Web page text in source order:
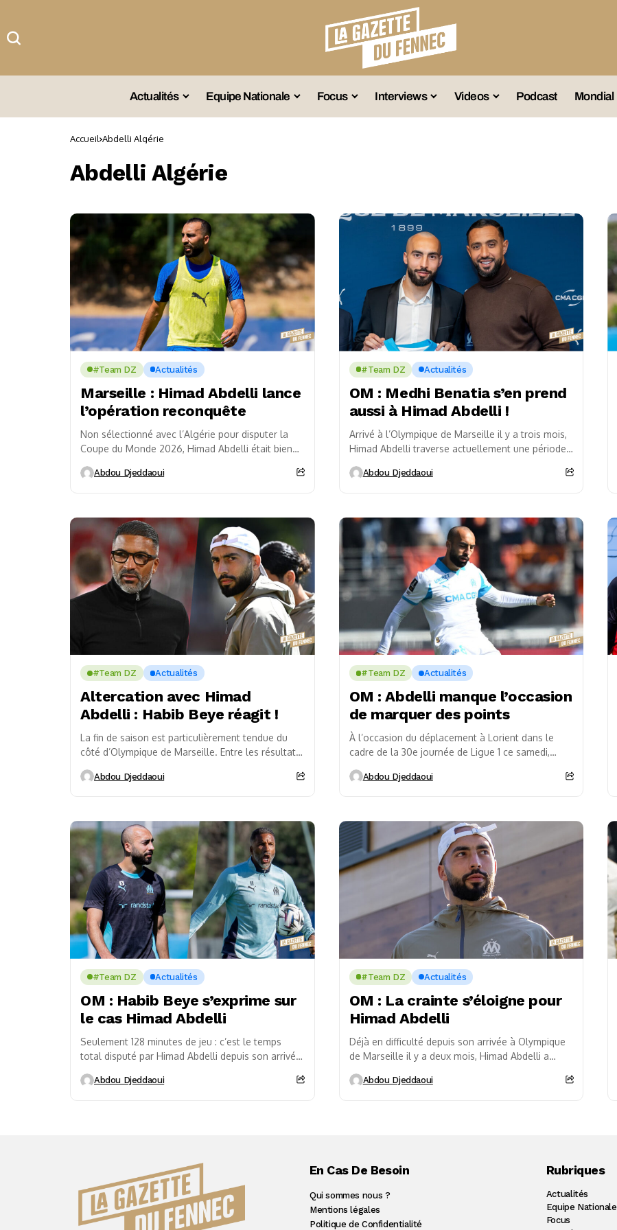
Actualités
Championnat
Omnisports
Agenda
Equipe Nationale
Sélections Diverses
Focus
Vintage
Interviews
Vu Ailleurs
Videos
Foot Algérien
Podcast Mondial
Accueil Abdelli Algérie
Abdelli Algérie
#Team DZ Actualités
Marseille : Himad Abdelli lance
l’opération reconquête
Non sélectionné avec l’Algérie pour disputer la
Coupe du Monde 2026, Himad Abdelli était bien
Abdou Djeddaoui
#Team DZ Actualités
OM : Medhi Benatia s’en prend
aussi à Himad Abdelli !
Arrivé à l’Olympique de Marseille il y a trois mois,
Himad Abdelli traverse actuellement une période
international...
Abdou Djeddaoui
#Team DZ Actualités
Altercation avec Himad
Abdelli : Habib Beye réagit !
La fin de saison est particulièrement tendue du
côté d’Olympique de Marseille. Entre les résultats
européens,...
Abdou Djeddaoui
#Team DZ Actualités
OM : Abdelli manque l’occasion
de marquer des points
À l’occasion du déplacement à Lorient dans le
cadre de la 30e journée de Ligue 1 ce samedi,
Abdou Djeddaoui
#Team DZ Actualités
OM : Habib Beye s’exprime sur
le cas Himad Abdelli
Seulement 128 minutes de jeu : c’est le temps
total disputé par Himad Abdelli depuis son arrivée
Abdou Djeddaoui
#Team DZ Actualités
OM : La crainte s’éloigne pour
Himad Abdelli
Déjà en difficulté depuis son arrivée à Olympique
de Marseille il y a deux mois, Himad Abdelli a
Abdou Djeddaoui
En Cas De Besoin
Qui sommes nous ?
Mentions légales
Politique de Confidentialité
Rubriques
Actualités
Equipe Nationale
Focus